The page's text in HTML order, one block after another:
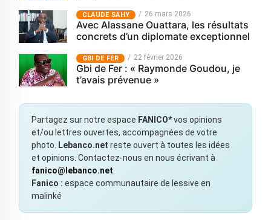
CLAUDE SAHY 26 mars 2026
Avec Alassane Ouattara, les résultats
concrets d’un diplomate exceptionnel
GBI DE FER 22 février 2026
Gbi de Fer : « Raymonde Goudou, je
t’avais prévenue »
Partagez sur notre espace FANICO*vos opinions
et/ou lettres ouvertes, accompagnées de votre
photo. Lebanco.net reste ouvert à toutes les idées
et opinions. Contactez-nous en nous écrivant à
fanico@lebanco.net.
Fanico : espace communautaire de lessive en
malinké